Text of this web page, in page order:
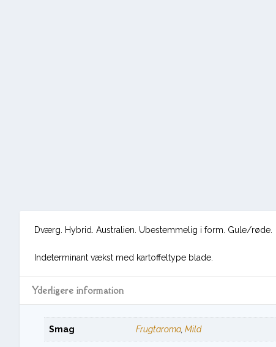
Dværg. Hybrid. Australien. Ubestemmelig i form. Gule/røde.
Indeterminant vækst med kartoffeltype blade.
Yderligere information
Smag Frugtaroma Mild